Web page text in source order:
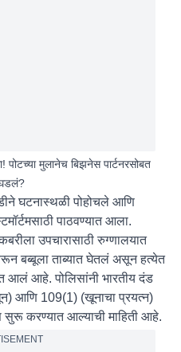
पोटच्या मुलानेच बिझनेस पार्टनरसोबत
घडलं?
घटनास्थळी पोहोचले आणि
पाठवण्यात आला.
उपचारासाठी रुग्णालयात
बब्बूला ताब्यात घेतलं असून हत्येत
आलं आहे. पोलिसांनी भारतीय दंड
आणि 109(1) (खूनाचा प्रयत्न)
करण्यात आल्याची माहिती आहे.